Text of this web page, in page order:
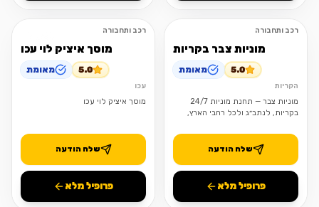
רכב ותחבורה
מוניות צבר בקריות
5.0 מאומת
הקריות
מוניות צבר — תחנת מוניות 24/7
בקריות, לנתב״ג ולכל רחבי הארץ,
שלח הודעה
פרופיל מלא
רכב ותחבורה
מוסך איציק לוי עכו
5.0 מאומת
עכו
מוסך איציק לוי עכו
שלח הודעה
פרופיל מלא